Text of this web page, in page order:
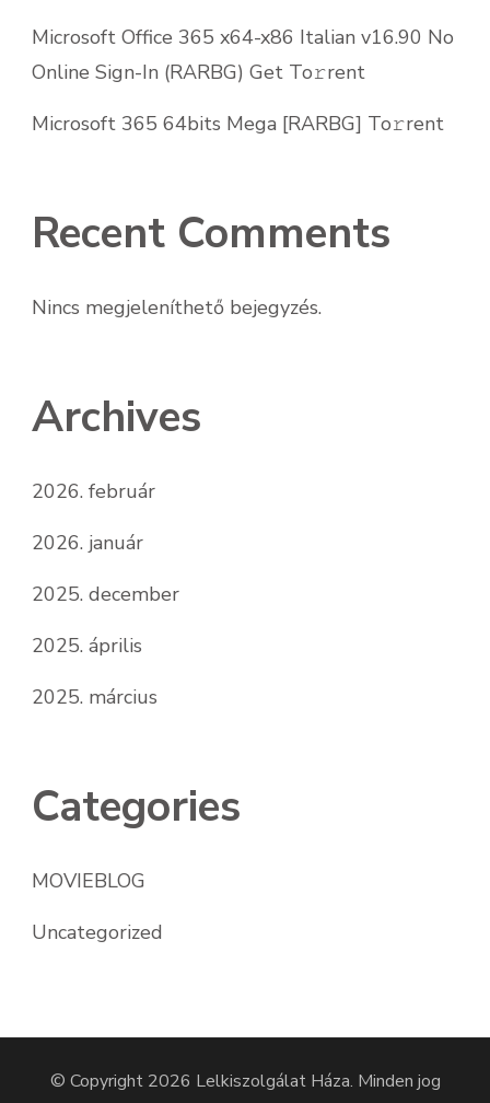
Microsoft Office 365 x64-x86 Italian v16.90 No
Online Sign-In (RARBG) Get To𝚛rent
Microsoft 365 64bits Mega [RARBG] To𝚛rent
Recent Comments
Nincs megjeleníthető bejegyzés.
Archives
2026. február
2026. január
2025. december
2025. április
2025. március
Categories
MOVIEBLOG
Uncategorized
© Copyright 2026 Lelkiszolgálat Háza. Minden jog